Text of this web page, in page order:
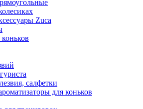
Zuca
салфетки
для коньков